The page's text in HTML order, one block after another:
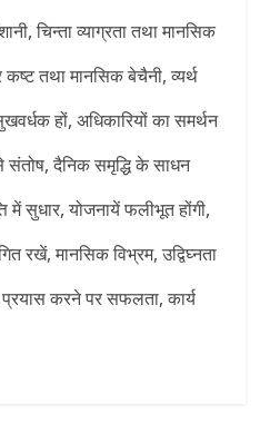
चिन्ता व्याग्रता तथा मानसिक
कष्ट तथा मानसिक बेचैनी, व्यर्थ
हों, अधिकारियों का समर्थन
संतोष, दैनिक समृद्धि के साधन
में सुधार, योजनायें फलीभूत होंगी,
रखें, मानसिक विभ्रम, उद्विघ्नता
प्रयास करने पर सफलता, कार्य